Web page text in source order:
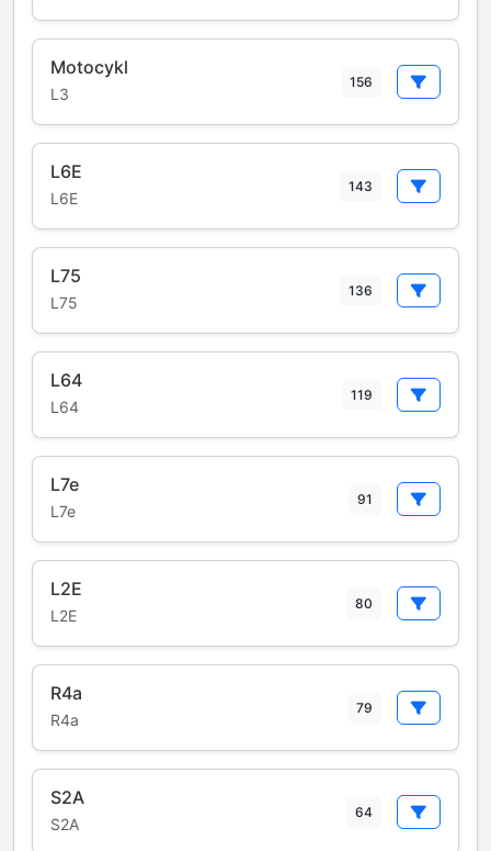
Motocykl
L3
156
L6E
L6E
143
L75
L75
136
L64
L64
119
L7e
L7e
91
L2E
L2E
80
R4a
R4a
79
S2A
S2A
64